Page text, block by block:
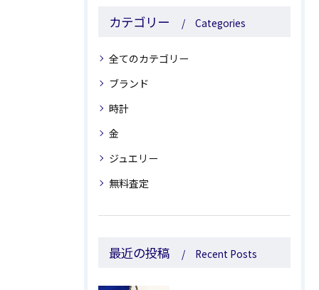
カテゴリー Categories
全てのカテゴリー
ブランド
時計
金
ジュエリー
無料査定
最近の投稿 Recent Posts